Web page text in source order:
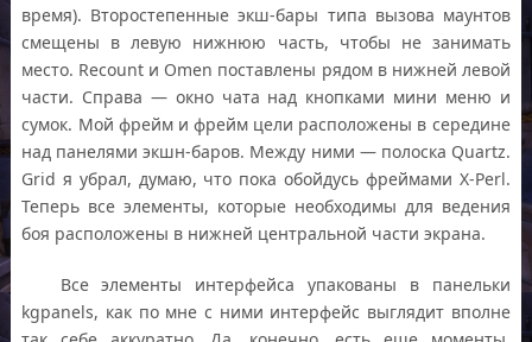
время). Второстепенные экш-бары типа вызова маунтов
смещены в левую нижнюю часть, чтобы не занимать
место. Recount и Omen поставлены рядом в нижней левой
части. Справа — окно чата над кнопками мини меню и
сумок. Мой фрейм и фрейм цели расположены в середине
над панелями экшн-баров. Между ними — полоска Quartz.
Grid я убрал, думаю, что пока обойдусь фреймами X-Perl.
Теперь все элементы, которые необходимы для ведения
боя расположены в нижней центральной части экрана.
Все элементы интерфейса упакованы в панельки
kgpanels, как по мне с ними интерфейс выглядит вполне